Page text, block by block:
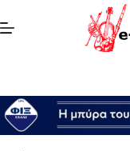
στο
περιεχόμενο